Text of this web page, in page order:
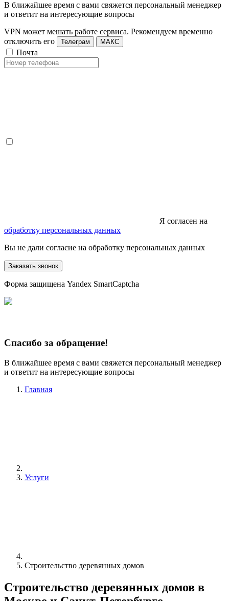
В ближайшее время с вами свяжется персональный менеджер
и ответит на интересующие вопросы
VPN может мешать работе сервиса. Рекомендуем временно
отключить его
Телеграм МАКС
Почта
Я согласен на
обработку персональных данных
Вы не дали согласие на обработку персональных данных
Заказать звонок
Форма защищена Yandex SmartCaptcha
Спасибо за обращение!
В ближайшее время с вами свяжется персональный менеджер
и ответит на интересующие вопросы
Главная
Услуги
Строительство деревянных домов
Строительство деревянных домов в